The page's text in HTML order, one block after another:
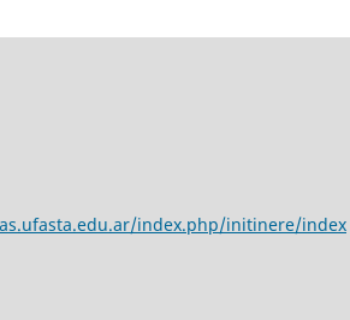
index.php/initinere/index